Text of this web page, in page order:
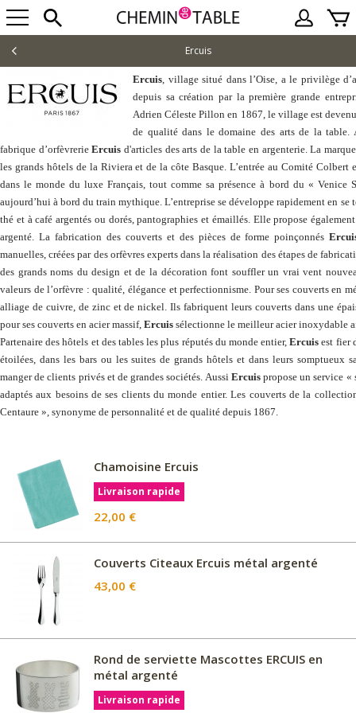
Ercuis
Ercuis, village situé dans l’Oise, a le privilège
depuis sa création par la première grande
Adrien Céleste Pillon en 1867, le village est
de qualité dans le domaine des arts de la table.
fabrique d’orfèvrerieErcuis d'articles des arts de la table en argenterie. La
les grands hôtels de la Riviera et de la côte Basque. L’entrée au Comité Colbert
dans le monde du luxe Français, tout comme sa présence à bord du « Venice
aujourd’hui à bord du train mythique. L’entreprise se développe rapidement en se
thé et à café argentés ou dorés, pantographies et émaillés. Elle propose
argenté. La fabrication des couverts et des pièces de forme poinçonnés
manuelles, créées par des orfèvres experts dans la réalisation des étapes de
des grands noms du design et de la décoration font souffler un vrai vent
valeurs de l’orfèvre : qualité, élégance et perfectionnisme. Pour ses couverts en
alliage de cuivre, de zinc et de nickel. Ils fabriquent leurs couverts dans une
pour ses couverts en acier massif, Ercuis sélectionne le meilleur acier inoxydable
Partenaire des hôtels et des tables les plus réputés du monde entier,Ercuis est fier
étoilées, dans les bars ou les suites de grands hôtels et dans leurs somptueux
manger de clients privés et de grandes sociétés. Aussi Ercuispropose un service «
adaptés aux besoins de ses clients du monde entier. Les couverts de la
Centaure », synonyme de personnalité et de qualité depuis 1867.
Chamoisine Ercuis
Livraison rapide
22,00 €
Couverts Citeaux Ercuis métal argenté
43,00 €
Rond de serviette Mascottes ERCUIS en
métal argenté
Livraison rapide